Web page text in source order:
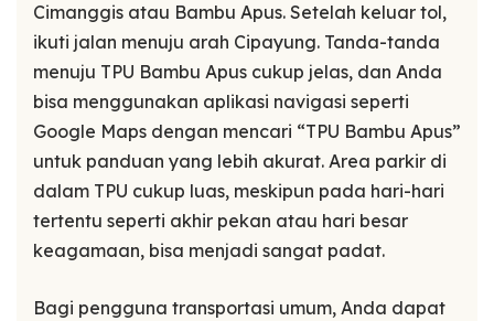
Cimanggis atau Bambu Apus. Setelah keluar tol,
ikuti jalan menuju arah Cipayung. Tanda-tanda
menuju TPU Bambu Apus cukup jelas, dan Anda
bisa menggunakan aplikasi navigasi seperti
Google Maps dengan mencari “TPU Bambu Apus”
untuk panduan yang lebih akurat. Area parkir di
dalam TPU cukup luas, meskipun pada hari-hari
tertentu seperti akhir pekan atau hari besar
keagamaan, bisa menjadi sangat padat.
Bagi pengguna transportasi umum, Anda dapat